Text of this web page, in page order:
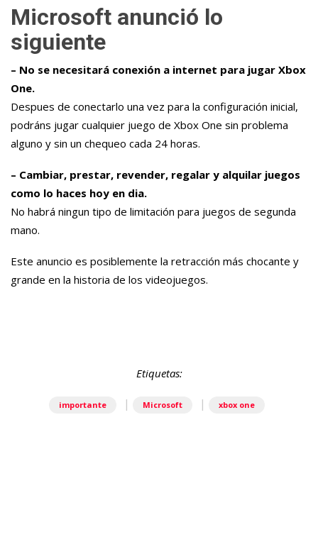
Microsoft anunció lo
siguiente
– No se necesitará conexión a internet para jugar Xbox
One.
Despues de conectarlo una vez para la configuración inicial,
podráns jugar cualquier juego de Xbox One sin problema
alguno y sin un chequeo cada 24 horas.
– Cambiar, prestar, revender, regalar y alquilar juegos
como lo haces hoy en dia.
No habrá ningun tipo de limitación para juegos de segunda
mano.
Este anuncio es posiblemente la retracción más chocante y
grande en la historia de los videojuegos.
Etiquetas:
importante | Microsoft | xbox one